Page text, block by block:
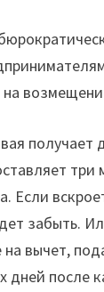
три
Если
забыть.
вычет,
дней после